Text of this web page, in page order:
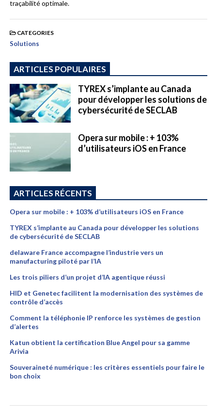
traçabilité optimale.
CATEGORIES
Solutions
ARTICLES POPULAIRES
TYREX s’implante au Canada
pour développer les solutions de
cybersécurité de SECLAB
Opera sur mobile : + 103%
d’utilisateurs iOS en France
ARTICLES RÉCENTS
Opera sur mobile : + 103% d’utilisateurs iOS en France
TYREX s’implante au Canada pour développer les solutions
de cybersécurité de SECLAB
delaware France accompagne l’industrie vers un
manufacturing piloté par l’IA
Les trois piliers d’un projet d’IA agentique réussi
HID et Genetec facilitent la modernisation des systèmes de
contrôle d’accès
Comment la téléphonie IP renforce les systèmes de gestion
d’alertes
Katun obtient la certification Blue Angel pour sa gamme
Arivia
Souveraineté numérique : les critères essentiels pour faire le
bon choix